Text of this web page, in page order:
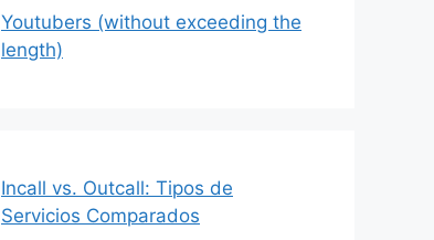
Youtubers (without exceeding the
length)
Incall vs. Outcall: Tipos de
Servicios Comparados